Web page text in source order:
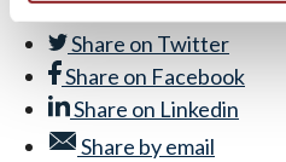
Share on Twitter
Share on Facebook
Share on Linkedin
Share byemail